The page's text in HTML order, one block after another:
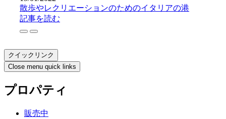
散歩やレクリエーションのためのイタリアの港
記事を読む
クイックリンク
Close menu quick links
プロパティ
販売中